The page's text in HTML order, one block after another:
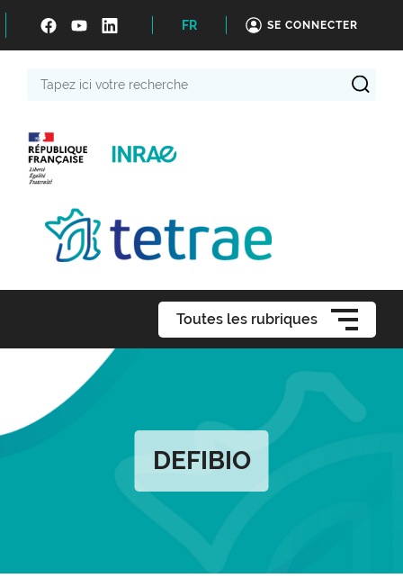
FR SE CONNECTER
Toutes les rubriques
DEFIBIO